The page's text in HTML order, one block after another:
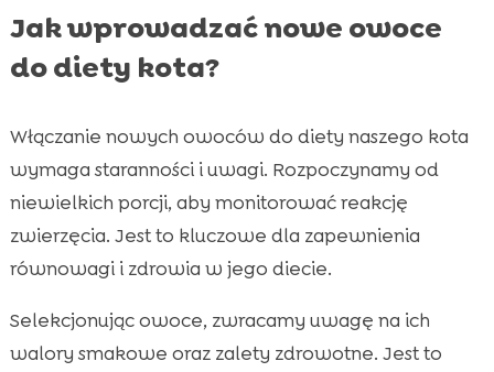
Jak wprowadzać nowe owoce
do diety kota?
Włączanie nowych owoców do diety naszego kota
wymaga staranności i uwagi. Rozpoczynamy od
niewielkich porcji, aby monitorować reakcję
zwierzęcia. Jest to kluczowe dla zapewnienia
równowagi i zdrowia w jego diecie.
Selekcjonując owoce, zwracamy uwagę na ich
walory smakowe oraz zalety zdrowotne. Jest to